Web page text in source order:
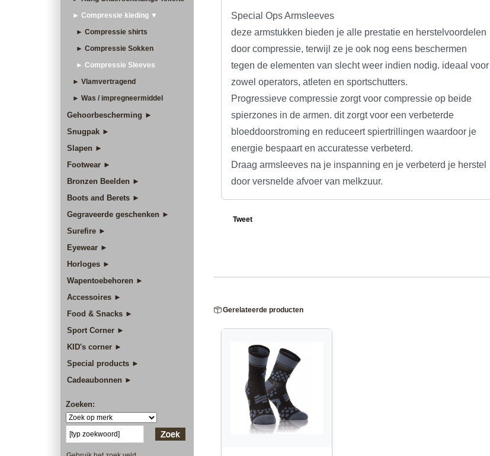
► Compressie kleding ▼
► Compressie shirts
► Compressie Sokken
► Compressie Sleeves
► Vlamvertragend
► Was / impregneermiddel
Gehoorbescherming ►
Snugpak ►
Slapen ►
Footwear ►
Bronzen Beelden ►
Boots and Berets ►
Gegraveerde geschenken ►
Surefire ►
Eyewear ►
Horloges ►
Wapentoebehoren ►
Accessoires ►
Food & Snacks ►
Sport Corner ►
KID's corner ►
Special products ►
Cadeaubonnen ►
Zoeken:
Special Ops Armsleeves
deze armstukken bieden je alle prestatie en herstelvoordelen
door compressie, terwijl ze je ook nog eens beschermen
tegen de elementen van slecht weer indien nodig. ideaal voor
zowel operators, atleten en sportschutters.
Progressieve compressie zorgt voor compressie op beide
spierzones in de armen. dit zorgt voor een verbeterde
bloeddoorstroming en reduceert spiertrillingen waardoor je
energie bespaart en accuratesse verbeterd.
Draag armsleeves na je inspanning en je verbeterd je herstel
door versnelde afvoer van melkzuur.
Tweet
Gerelateerde producten